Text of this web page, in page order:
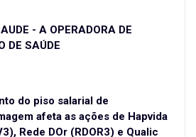
- A OPERADORA DE
DE SAÚDE
do piso salarial de
afeta as ações de Hapvida
Rede DOr (RDOR3) e Qualic